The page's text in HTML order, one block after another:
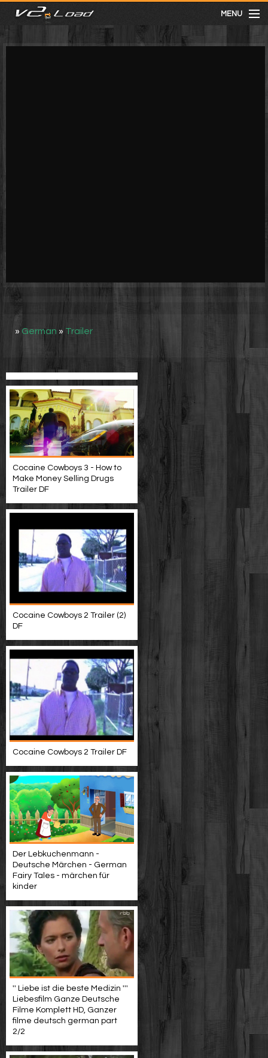
MENU
meist gesehen
» German » Trailer
Cocaine Cowboys 3 - How to
Make Money Selling Drugs
Trailer DF
Cocaine Cowboys 2 Trailer (2)
DF
Cocaine Cowboys 2 Trailer DF
Der Lebkuchenmann -
Deutsche Märchen - German
Fairy Tales - märchen für
kinder
'' Liebe ist die beste Medizin '''
Liebesfilm Ganze Deutsche
Filme Komplett HD, Ganzer
filme deutsch german part
2/2